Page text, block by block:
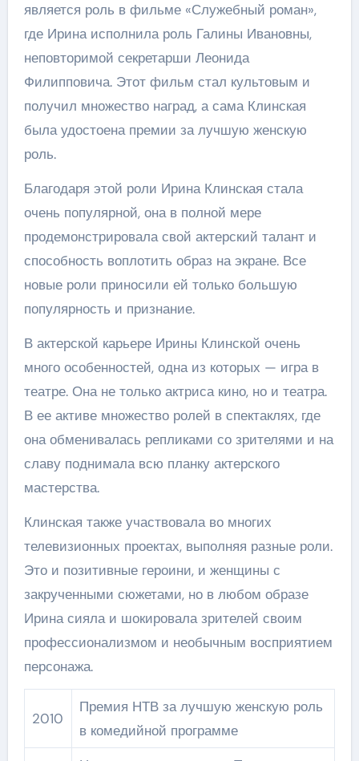
является роль в фильме «Служебный роман»,
где Ирина исполнила роль Галины Ивановны,
неповторимой секретарши Леонида
Филипповича. Этот фильм стал культовым и
получил множество наград, а сама Клинская
была удостоена премии за лучшую женскую
роль.
Благодаря этой роли Ирина Клинская стала
очень популярной, она в полной мере
продемонстрировала свой актерский талант и
способность воплотить образ на экране. Все
новые роли приносили ей только большую
популярность и признание.
В актерской карьере Ирины Клинской очень
много особенностей, одна из которых — игра в
театре. Она не только актриса кино, но и театра.
В ее активе множество ролей в спектаклях, где
она обменивалась репликами со зрителями и на
славу поднимала всю планку актерского
мастерства.
Клинская также участвовала во многих
телевизионных проектах, выполняя разные роли.
Это и позитивные героини, и женщины с
закрученными сюжетами, но в любом образе
Ирина сияла и шокировала зрителей своим
профессионализмом и необычным восприятием
персонажа.
2010
Премия НТВ за лучшую женскую роль
в комедийной программе